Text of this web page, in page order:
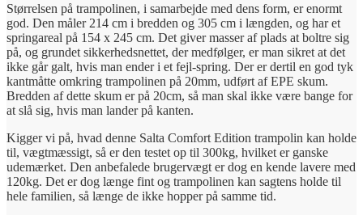
Størrelsen på trampolinen, i samarbejde med dens form, er enormt
god. Den måler 214 cm i bredden og 305 cm i længden, og har et
springareal på 154 x 245 cm. Det giver masser af plads at boltre sig
på, og grundet sikkerhedsnettet, der medfølger, er man sikret at det
ikke går galt, hvis man ender i et fejl-spring. Der er dertil en god tyk
kantmåtte omkring trampolinen på 20mm, udført af EPE skum.
Bredden af dette skum er på 20cm, så man skal ikke være bange for
at slå sig, hvis man lander på kanten.
Kigger vi på, hvad denne Salta Comfort Edition trampolin kan holde
til, vægtmæssigt, så er den testet op til 300kg, hvilket er ganske
udemærket. Den anbefalede brugervægt er dog en kende lavere med
120kg. Det er dog længe fint og trampolinen kan sagtens holde til
hele familien, så længe de ikke hopper på samme tid.